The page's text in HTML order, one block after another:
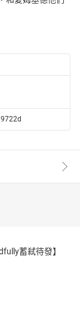
蓄弒待發】